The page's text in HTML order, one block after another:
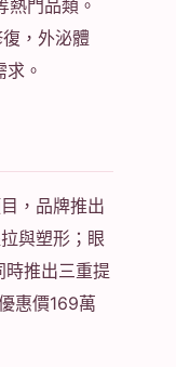
門品類。
，外泌體
。
，品牌推出
與塑形；眼
推出三重提
惠價169萬